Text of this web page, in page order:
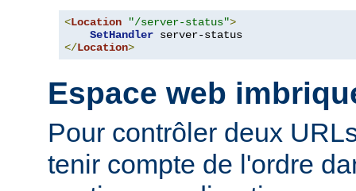
<Location "/server-status">
SetHandler
</Location>
Espace web
Pour contrôler deux
tenir compte de l'ordre